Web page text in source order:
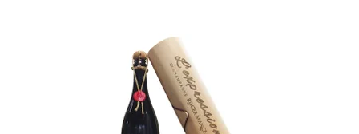
ROGER MANCEAUX L’Expression Extra Brut Grand Cru v
dárkové krabičce. Výjimečné šampaňské, čistý výraz
terroiru a řemesla. Vytvořeno s vášní a...